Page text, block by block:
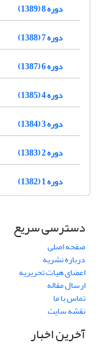
دوره 8 (1389)
دوره 7 (1388)
دوره 6 (1387)
دوره 4 (1385)
دوره 3 (1384)
دوره 2 (1383)
دوره 1 (1382)
دسترسی سریع
صفحه اصلی
درباره نشریه
اعضای هیات تحریریه
ارسال مقاله
تماس با ما
نقشه سایت
آخرین اخبار